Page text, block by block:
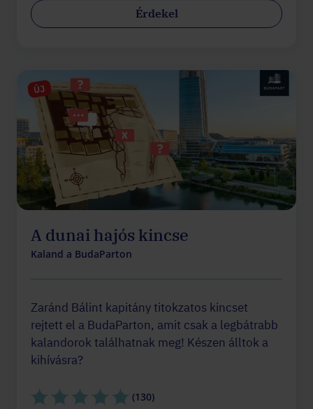
Érdekel
ÚJ
A dunai hajós kincse
Kaland a BudaParton
Zaránd Bálint kapitány titokzatos kincset
rejtett el a BudaParton, amit csak a legbátrabb
kalandorok találhatnak meg! Készen álltok a
kihívásra?
(130)